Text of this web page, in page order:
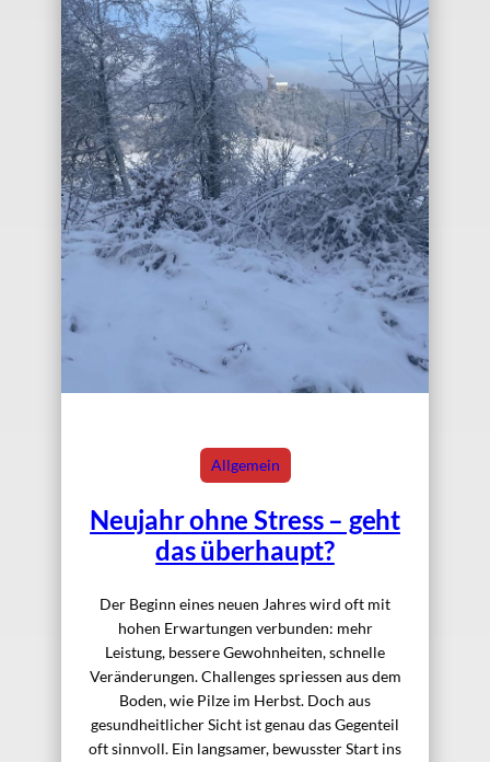
Allgemein
Neujahr ohne Stress – geht
das überhaupt?
Der Beginn eines neuen Jahres wird oft mit
hohen Erwartungen verbunden: mehr
Leistung, bessere Gewohnheiten, schnelle
Veränderungen. Challenges spriessen aus dem
Boden, wie Pilze im Herbst. Doch aus
gesundheitlicher Sicht ist genau das Gegenteil
oft sinnvoll. Ein langsamer, bewusster Start ins